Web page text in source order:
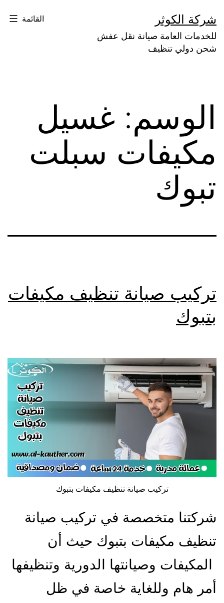
إلى
المحتوى
شركة الكوثر
للخدمات العامة صيانة نقل عفش
شحن دولي تنظيف
القائمة
الوسم: غسيل
مكيفات سبلت
تبوك
تركيب صيانة تنظيف مكيفات
بتبوك
تركيب صيانة تنظيف مكيفات بتبوك
شركتنا متخصصة في تركيب صيانة
تنظيف مكيفات بتبوك حيث أن
المكيفات وصيانتها الدورية وتنظيفها
أمر هام وللغاية خاصة في ظل